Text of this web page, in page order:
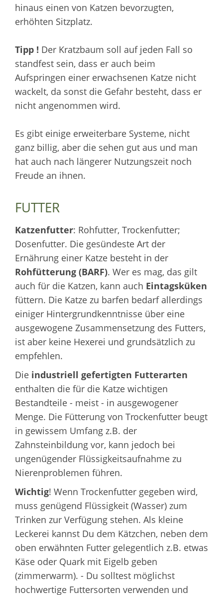
hinaus einen von Katzen bevorzugten,
erhöhten Sitzplatz.
Tipp ! Der Kratzbaum soll auf jeden Fall so
standfest sein, dass er auch beim
Aufspringen einer erwachsenen Katze nicht
wackelt, da sonst die Gefahr besteht, dass er
nicht angenommen wird.
Es gibt einige erweiterbare Systeme, nicht
ganz billig, aber die sehen gut aus und man
hat auch nach längerer Nutzungszeit noch
Freude an ihnen.
FUTTER
Katzenfutter: Rohfutter, Trockenfutter;
Dosenfutter. Die gesündeste Art der
Ernährung einer Katze besteht in der
Rohfütterung (BARF). Wer es mag, das gilt
auch für die Katzen, kann auch Eintagsküken
füttern. Die Katze zu barfen bedarf allerdings
einiger Hintergrundkenntnisse über eine
ausgewogene Zusammensetzung des Futters,
ist aber keine Hexerei und grundsätzlich zu
empfehlen.
Die industriell gefertigten Futterarten
enthalten die für die Katze wichtigen
Bestandteile - meist - in ausgewogener
Menge. Die Fütterung von Trockenfutter beugt
in gewissem Umfang z.B. der
Zahnsteinbildung vor, kann jedoch bei
ungenügender Flüssigkeitsaufnahme zu
Nierenproblemen führen.
Wichtig! Wenn Trockenfutter gegeben wird,
muss genügend Flüssigkeit (Wasser) zum
Trinken zur Verfügung stehen. Als kleine
Leckerei kannst Du dem Kätzchen, neben dem
oben erwähnten Futter gelegentlich z.B. etwas
Käse oder Quark mit Eigelb geben
(zimmerwarm). - Du solltest möglichst
hochwertige Futtersorten verwenden und